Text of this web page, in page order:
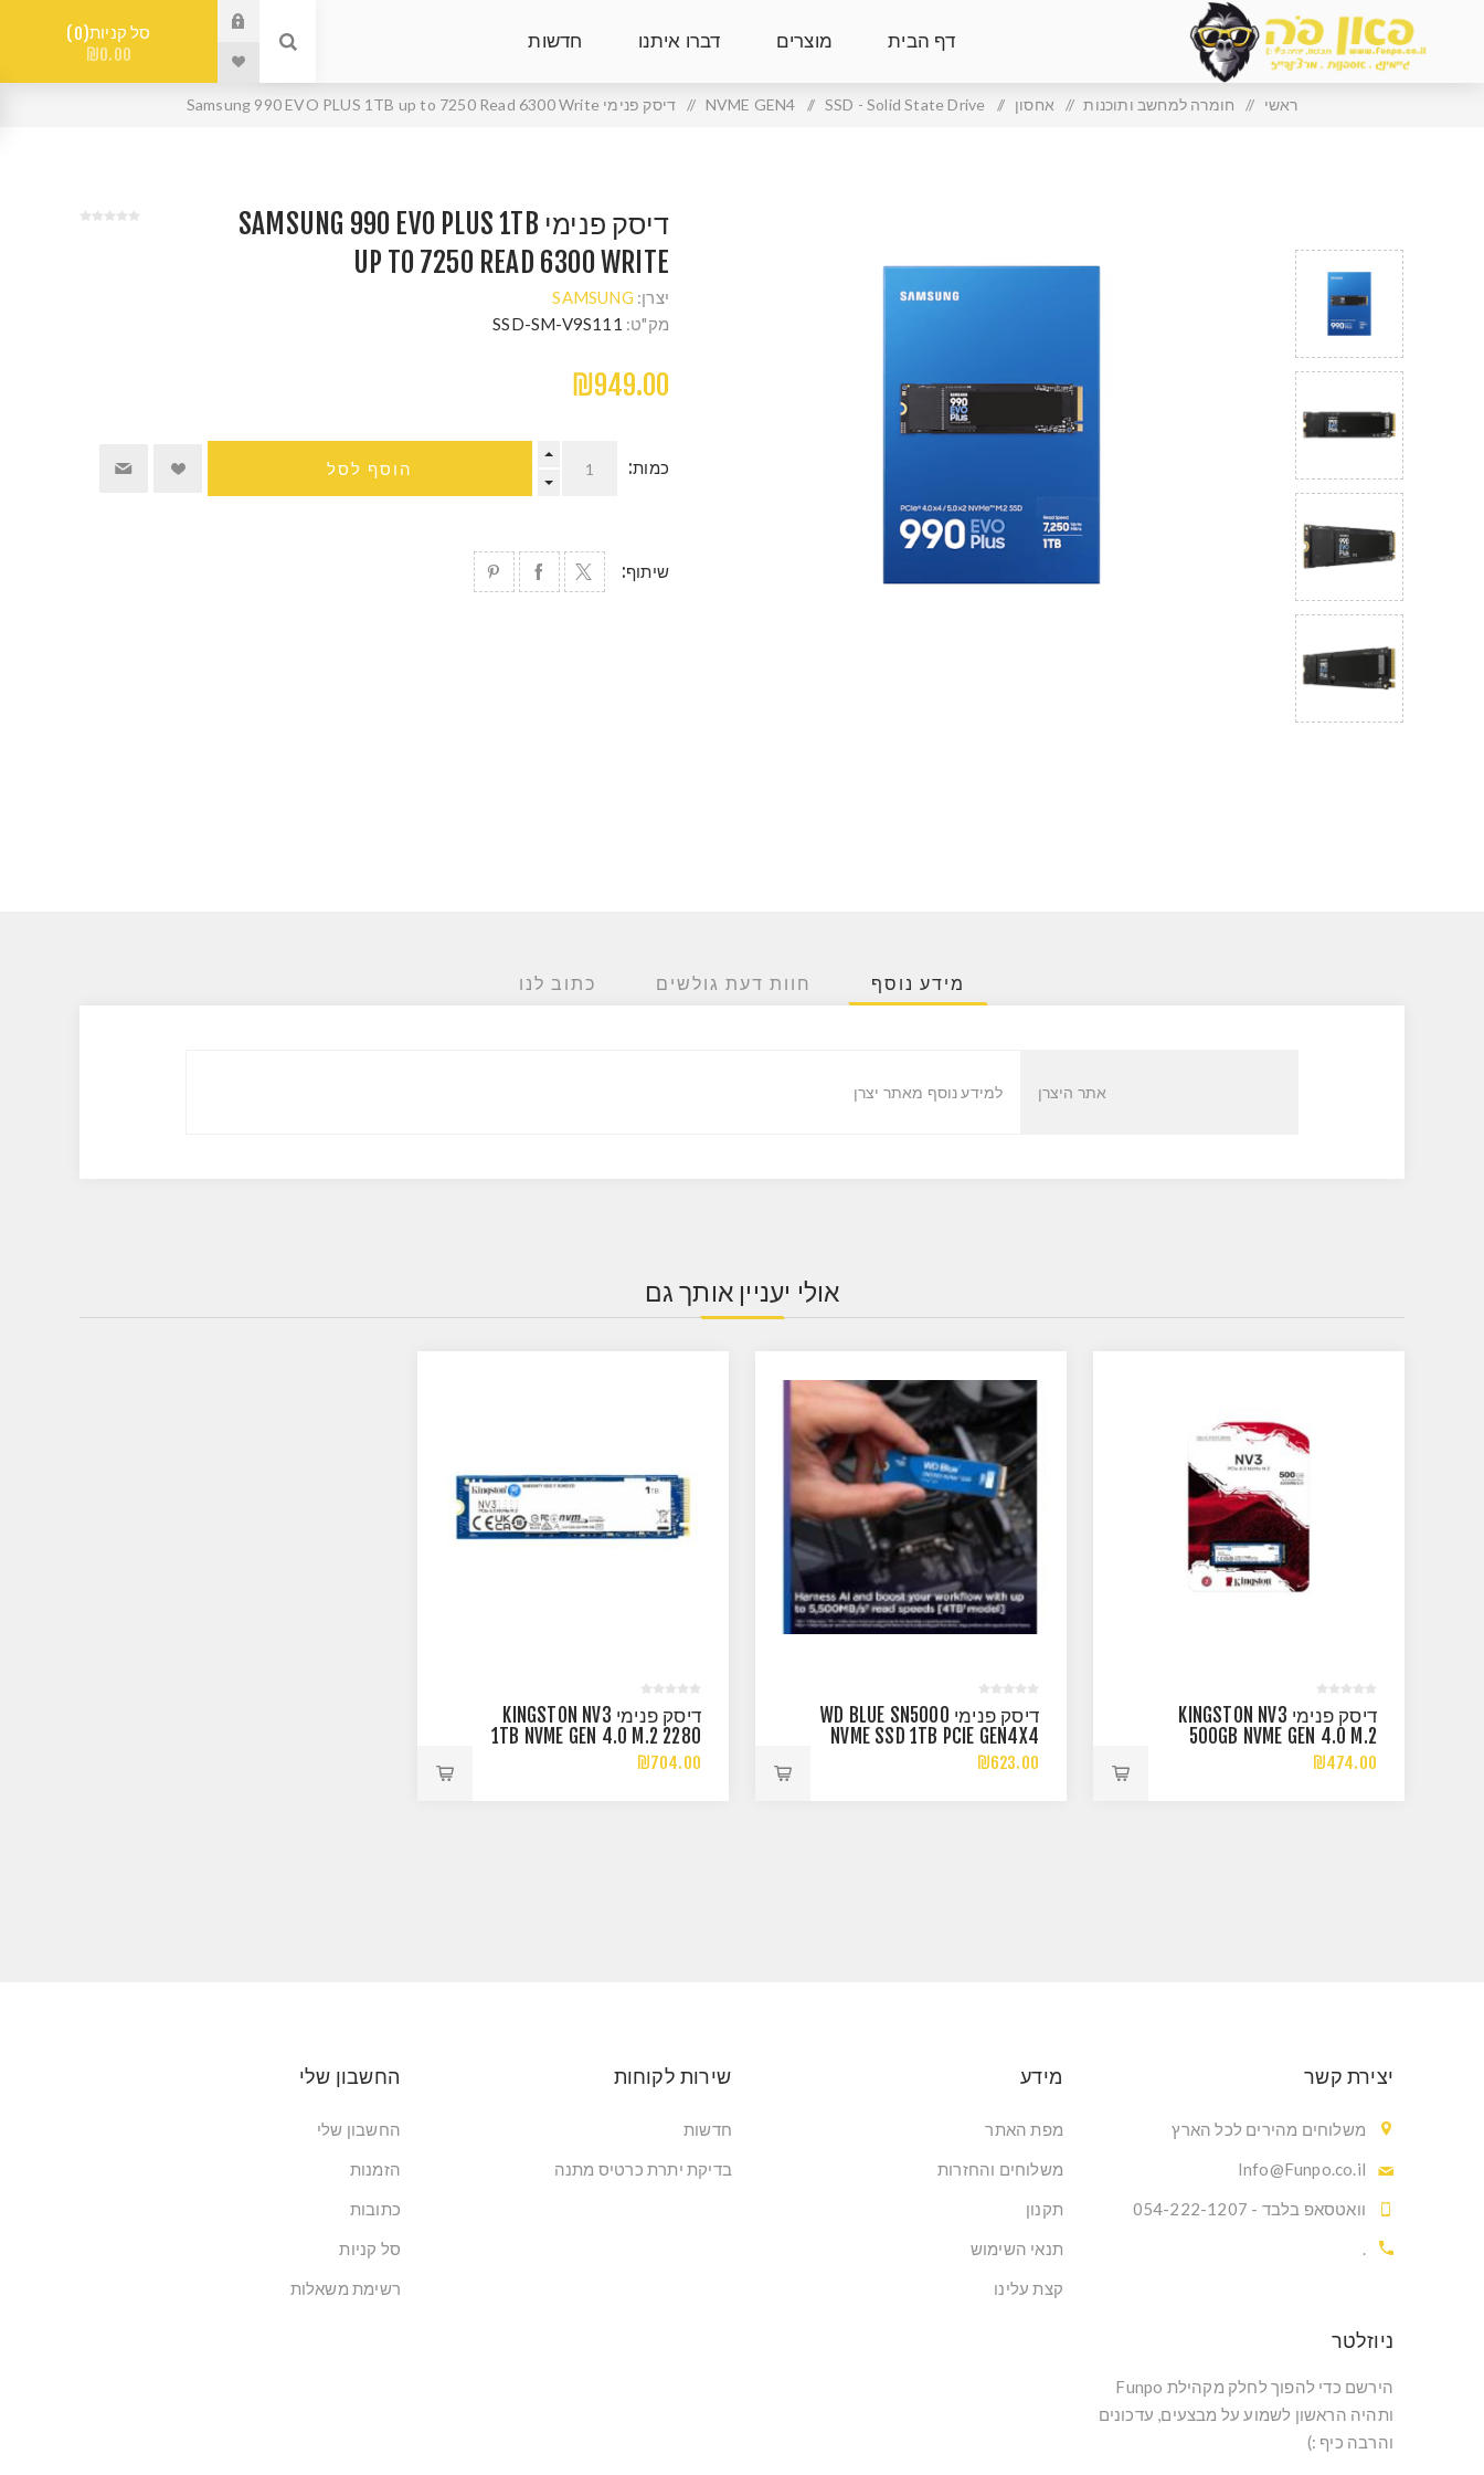
דף הבית מוצרים דברו איתנו חדשות סל קניות 0
₪0.00
ראשי / חומרה למחשב ותוכנות / אחסון /
SSD - Solid State Drive
/
NVME GEN4
/ דיסק פנימי Samsung 990 EVO PLUS 1TB up to 7250 Read 6300 Write
דיסק פנימי SAMSUNG 990 EVO PLUS 1TB
UP TO 7250 READ 6300 WRITE
יצרן: SAMSUNG
מק"ט: SSD-SM-V9S111
₪949.00
כמות: הוסף לסל
שיתוף:
מידע נוסף חוות דעת גולשים כתוב לנו
אתר היצרן למידע נוסף מאתר יצרן
אולי יעניין אותך גם
דיסק פנימי KINGSTON NV3
500GB NVME GEN 4.0 M.2
2280 5000/3000MB/S
₪474.00
דיסק פנימי WD BLUE SN5000
NVME SSD 1TB PCIE GEN4X4
2280
₪623.00
דיסק פנימי KINGSTON NV3
1TB NVME GEN 4.0 M.2 2280
6000/4000MB/S
₪704.00
יצירת קשר
משלוחים מהירים לכל הארץ
Info@Funpo.co.il
וואטסאפ בלבד - 054-222-1207
.
מידע
מפת האתר
משלוחים והחזרות
תקנון
תנאי השימוש
קצת עלינו
שירות לקוחות
חדשות
בדיקת יתרת כרטיס מתנה
החשבון שלי
החשבון שלי
הזמנות
כתובות
סל קניות
רשימת משאלות
ניוזלטר
הירשם כדי להפוך לחלק מקהילת Funpo
ותהיה הראשון לשמוע על מבצעים, עדכונים
והרבה כיף :)